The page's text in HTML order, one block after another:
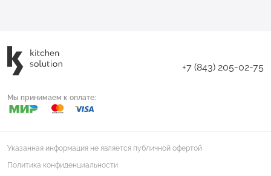
+7 (843) 205-02-75
Мы принимаем к оплате:
Политика конфиденциальности
Указанная информация не является публичной офертой